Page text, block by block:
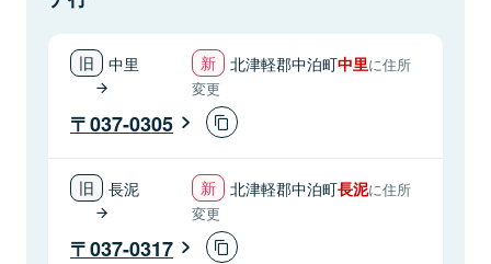
中里 北津軽郡中泊町中里に住所
変更
037-0305
長泥 北津軽郡中泊町長泥に住所
変更
037-0317